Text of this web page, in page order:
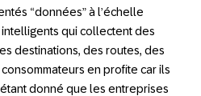
“données” à l’échelle
qui collectent des
destinations, des routes, des
en profite car ils
donné que les entreprises